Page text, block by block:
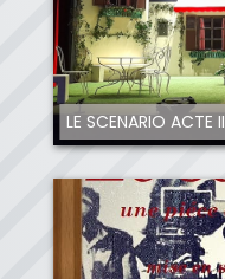
LE SCENARIO ACTE II